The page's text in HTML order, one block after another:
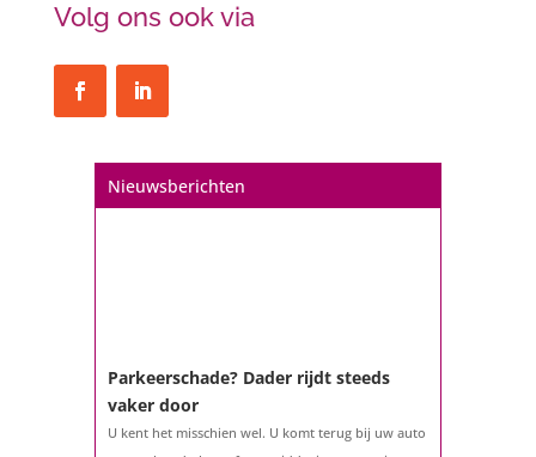
Volg ons ook via
Nieuwsberichten
Een hypotheek na uw 57e? Er zijn
De woningmarkt is nog steeds in beweging.
Misschien denkt u na over verhuizen, verbouwen
het eigenlijk met een hypotheek als u 57 jaar of
ouder bent?...
Parkeerschade? Dader rijdt steeds
vaker door
U kent het misschien wel. U komt terug bij uw auto